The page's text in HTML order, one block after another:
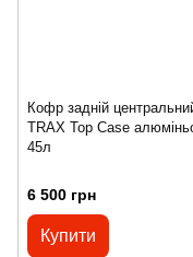
Кофр задній
TRAX Top Case
45л
6 500 грн
Купити